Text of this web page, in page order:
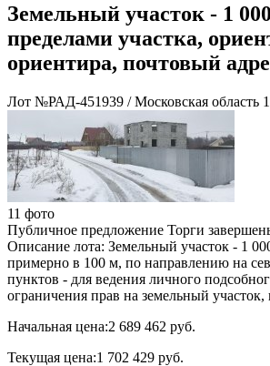
Земельный участок - 1
пределами участка,
ориентира, почтовый
Лот №РАД-451939 / Московская область
11 фото
Публичное предложение Торги
Описание лота: Земельный участок - 1
примерно в 100 м, по направлению на
пунктов - для ведения личного
ограничения прав на земельный
Начальная цена:2 689 462 руб.
Текущая цена:1 702 429 руб.